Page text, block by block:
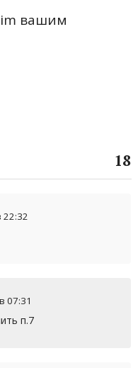
вашим
18
22:32
07:31
п.7